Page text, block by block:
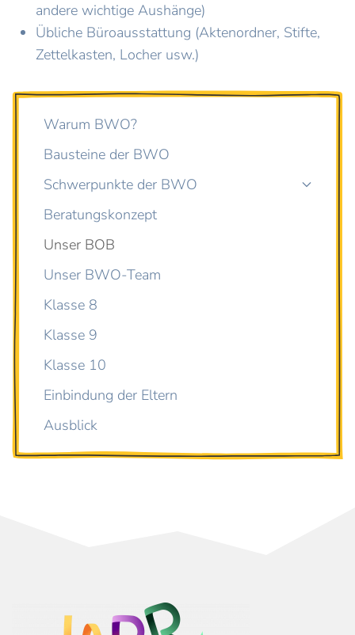
andere wichtige Aushänge)
Übliche Büroausstattung (Aktenordner, Stifte,
Zettelkasten, Locher usw.)
Warum BWO?
Bausteine der BWO
Schwerpunkte der BWO
Beratungskonzept
Unser BOB
Unser BWO-Team
Klasse 8
Klasse 9
Klasse 10
Einbindung der Eltern
Ausblick